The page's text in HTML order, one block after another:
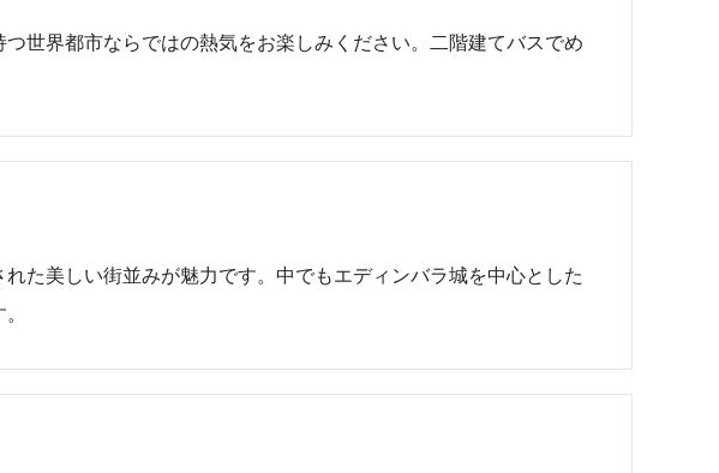
世界都市ならではの熱気をお楽しみください。二階建てバスでめ
た美しい街並みが魅力です。中でもエディンバラ城を中心とした